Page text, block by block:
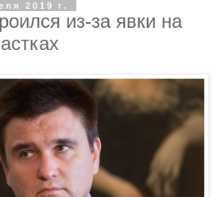
2019 г.
из-за явки на